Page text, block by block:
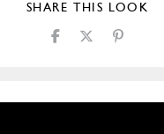
SHARE THIS LOOK